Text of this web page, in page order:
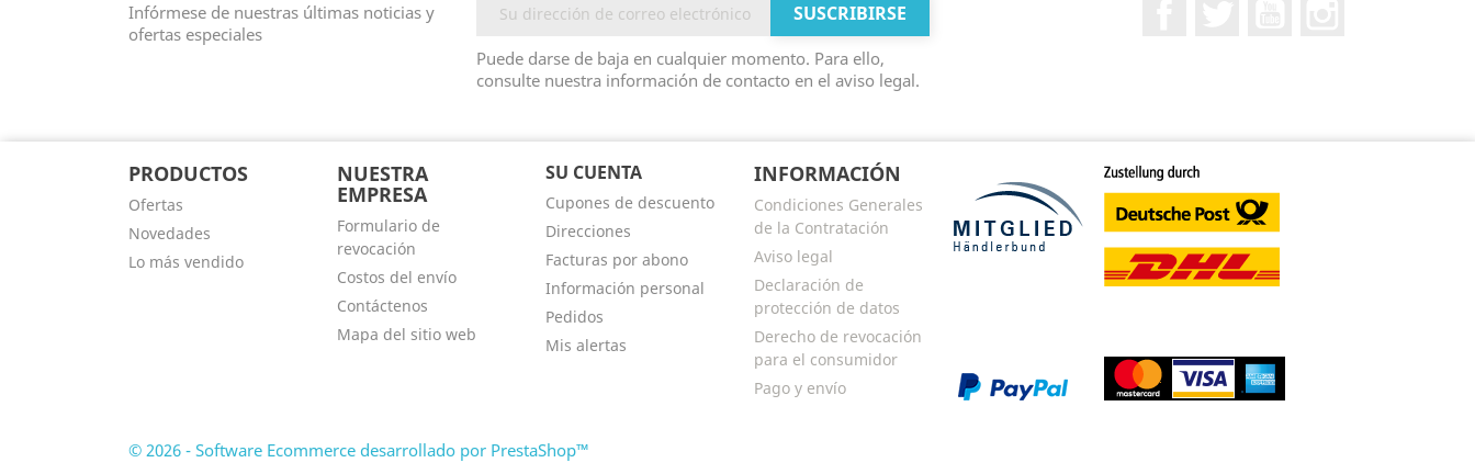
Infórmese de nuestras últimas noticias y
ofertas especiales
Puede darse de baja en cualquier momento. Para ello,
consulte nuestra información de contacto en el aviso legal.
PRODUCTOS
Ofertas
Novedades
Lo más vendido
NUESTRA
EMPRESA
Formulario de
revocación
Costos del envío
Contáctenos
Mapa del sitio web
SU CUENTA
Cupones de descuento
Direcciones
Facturas por abono
Información personal
Pedidos
Mis alertas
INFORMACIÓN
Condiciones Generales
de la Contratación
Aviso legal
Declaración de
protección de datos
Derecho de revocación
para el consumidor
Pago y envío
© 2026 - Software Ecommerce desarrollado por PrestaShop™